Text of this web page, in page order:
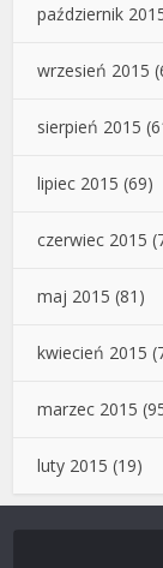
październik
wrzesień 2015
sierpień 2015
lipiec 2015 (69)
czerwiec 2015
maj 2015 (81)
kwiecień 2015
marzec 2015
luty 2015 (19)